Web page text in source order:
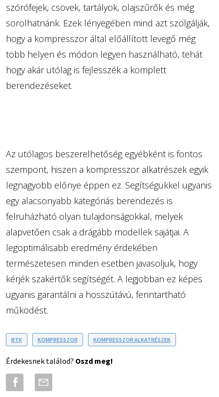
szórófejek, csövek, tartályok, olajszűrők és még
sorolhatnánk. Ezek lényegében mind azt szolgálják,
hogy a kompresszor által előállított levegő még
több helyen és módon legyen használható, tehát
hogy akár utólag is fejlesszék a komplett
berendezéseket.
Az utólagos beszerelhetőség egyébként is fontos
szempont, hiszen a kompresszor alkatrészek egyik
legnagyobb előnye éppen ez. Segítségükkel ugyanis
egy alacsonyabb kategóriás berendezés is
felruházható olyan tulajdonságokkal, melyek
alapvetően csak a drágább modellek sajátjai. A
legoptimálisabb eredmény érdekében
természetesen minden esetben javasoljuk, hogy
kérjék szakértők segítségét. A legjobban ez képes
ugyanis garantálni a hosszútávú, fenntartható
működést.
BTK KOMPRESSZOR KOMPRESSZOR ALKATRÉSZEK
Érdekesnek találod? Oszd meg!